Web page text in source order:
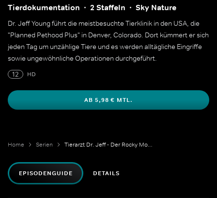
Tierdokumentation 2 Staffeln Sky Nature
Dr. Jeff Young führt die meistbesuchte Tierklinik in den USA, die
"Planned Pethood Plus" in Denver, Colorado. Dort kümmert er sich
jeden Tag um unzählige Tiere und es werden alltägliche Eingriffe
sowie ungewöhnliche Operationen durchgeführt.
12
HD
AB 5,98 € MTL.
Home Serien Tierarzt Dr. Jeff - Der Rocky Mountain Doc
EPISODENGUIDE DETAILS